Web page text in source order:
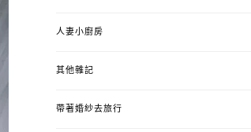
人妻小廚房
其他雜記
帶著婚紗去旅行